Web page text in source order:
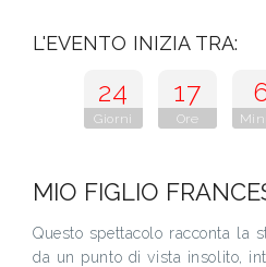
L'EVENTO INIZIA TRA:
24
Giorni
17
Ore
MIO FIGLIO
Questo spettacolo racconta la
da un punto di vista insolito,